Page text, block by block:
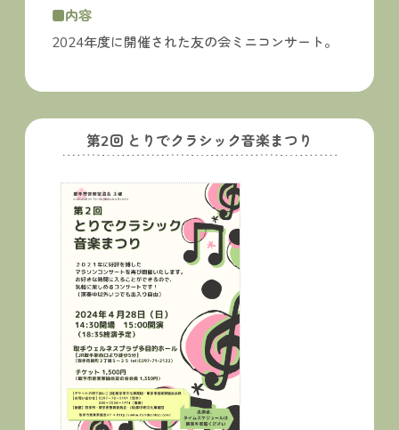
■内容
2024年度に開催された友の会ミニコンサート。
第2回 とりでクラシック音楽まつり